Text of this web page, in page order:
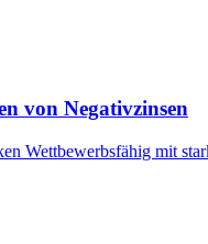
von Negativzinsen
Wettbewerbsfähig mit